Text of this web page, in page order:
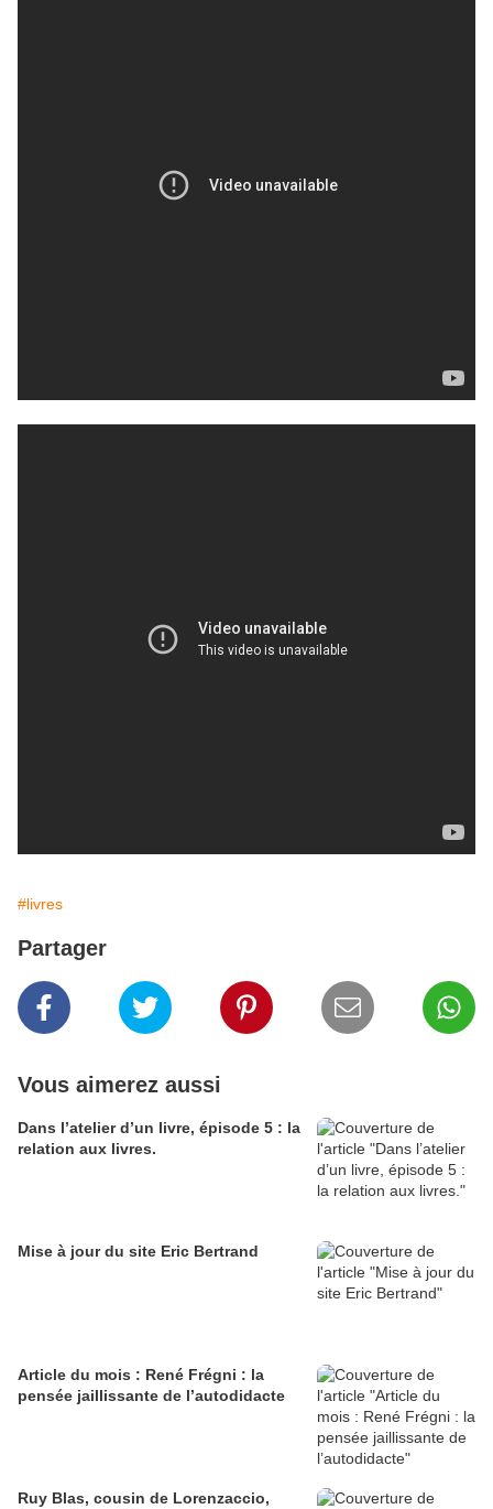
#livres
Partager
Vous aimerez aussi
Dans l’atelier d’un livre, épisode 5 : la
relation aux livres.
Mise à jour du site Eric Bertrand
Article du mois : René Frégni : la
pensée jaillissante de l’autodidacte
Ruy Blas, cousin de Lorenzaccio,